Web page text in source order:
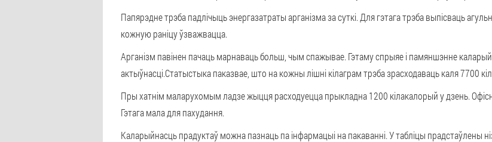
Папярэдне трэба падлічыць энергазатраты арганізма за суткі. Для гэтага трэба выпісваць
кожную раніцу ўзважвацца.
Арганізм павінен пачаць марнаваць больш, чым спажывае. Гэтаму спрыяе і памяншэнне
актыўнасці.Статыстыка паказвае, што на кожны лішні кілаграм трэба зрасходаваць каля 7700
Пры хатнім маларухомым ладзе жыцця расходуецца прыкладна 1200 кілакалорый у дзень.
Гэтага мала для пахудання.
Каларыйнасць прадуктаў можна пазнаць па інфармацыі на пакаванні. У табліцы прадстаўлены